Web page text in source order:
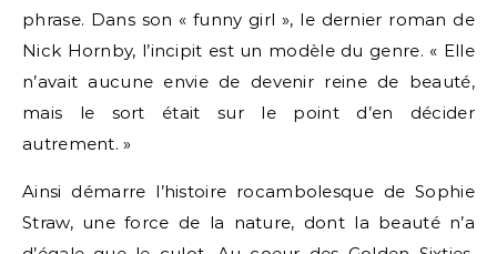
phrase. Dans son « funny girl », le dernier roman de
Nick Hornby, l’incipit est un modèle du genre. « Elle
n’avait aucune envie de devenir reine de beauté,
mais le sort était sur le point d’en décider
autrement. »
Ainsi démarre l’histoire rocambolesque de Sophie
Straw, une force de la nature, dont la beauté n’a